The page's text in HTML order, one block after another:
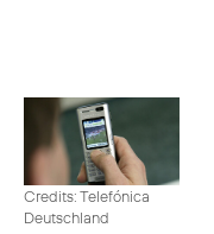
Credits: Telefónica
Deutschland